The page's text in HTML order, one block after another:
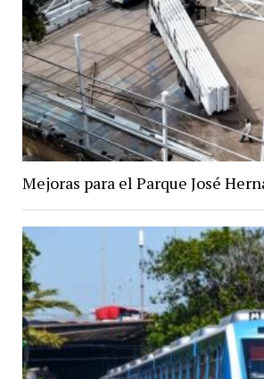
Mejoras para el Parque José